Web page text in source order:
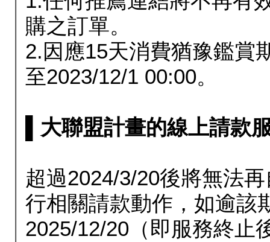
購之訂單。
2.因應15天消費猶豫鑑賞
至2023/12/1 00:00。
▌大聯盟計畫的線上請款
超過2024/3/20後將無法
行相關請款動作，如逾該
2025/12/20（即服務終止